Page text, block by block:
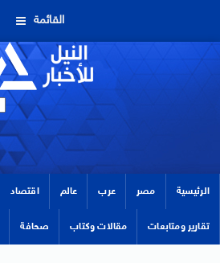
القائمة
الرئيسية مصر عرب عالم اقتصاد
تقارير ومتابعات مقالات وكتاب صحافة